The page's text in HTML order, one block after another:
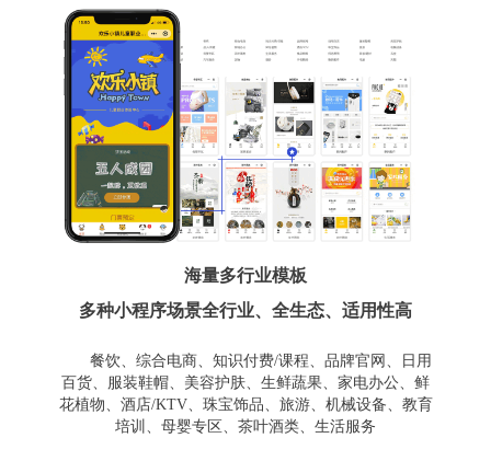
海量多行业模板
多种小程序场景全行业、全生态、适用性高
餐饮、综合电商、知识付费/课程、品牌官网、日用
百货、服装鞋帽、美容护肤、生鲜蔬果、家电办公、鲜
花植物、酒店/KTV、珠宝饰品、旅游、机械设备、教育
培训、母婴专区、茶叶酒类、生活服务